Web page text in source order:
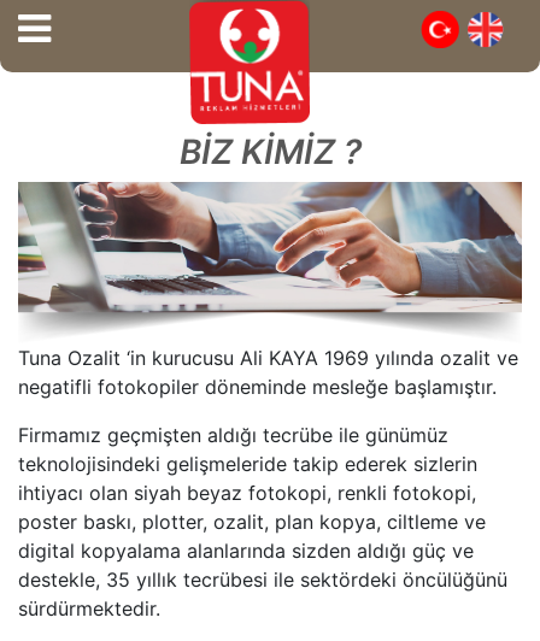
BİZ KİMİZ ?
Tuna Ozalit ‘in kurucusu Ali KAYA 1969 yılında ozalit ve
negatifli fotokopiler döneminde mesleğe başlamıştır.
Firmamız geçmişten aldığı tecrübe ile günümüz
teknolojisindeki gelişmeleride takip ederek sizlerin
ihtiyacı olan siyah beyaz fotokopi, renkli fotokopi,
poster baskı, plotter, ozalit, plan kopya, ciltleme ve
digital kopyalama alanlarında sizden aldığı güç ve
destekle, 35 yıllık tecrübesi ile sektördeki öncülüğünü
sürdürmektedir.